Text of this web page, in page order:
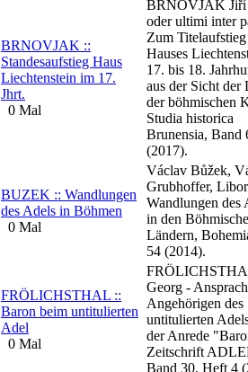
BRNOVJAK ::
Standesaufstieg Haus
Liechtenstein im 17.
Jhrt.
0 Mal
BRŇOVJÁK Jiří
oder ultimi inter
Zum Titelaufstieg
Hauses
17. bis 18.
aus der Sicht der
der böhmischen
Studia historica
Brunensia, Band
(2017).
BUZEK :: Wandlungen
des Adels in Böhmen
0 Mal
Václav Bůžek,
Grubhoffer,
Wandlungen des
in den
Ländern,
54 (2014).
FRÖLICHSTHAL ::
Baron beim untitulierten
Adel
0 Mal
Georg -
Angehörigen des
untitulierten
der Anrede
Zeitschrift
Band 30, Heft 4